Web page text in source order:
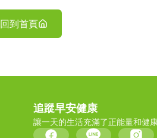
回到首頁
追蹤早安健康
讓一天的生活充滿了正能量和健